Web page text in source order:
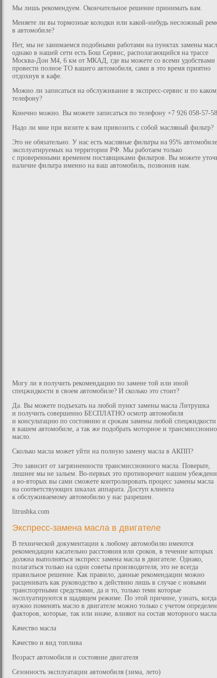
Мы лишь рекомендуем. Окончательное решение принимать вам.
Меняете ли вы тормозные колодки или какой-нибудь несложный
в автомобиле?
Нет, мы не занимаемся подобными работами на пунктах замены
однако в нашей сети есть Бош Сервис, располагающийся на трассе
Москва-Дон М4, 6 км от МКАД, где вы можете со всеми удобствами
провести полное ТО вашего автомобиля, сами в это время приятно
отдохнув в кафе.
Можно ли записаться на обслуживание в экспресс-сервис и по
телефону?
Конечно можно. Вы можете записаться по телефону +7 926 058-57-
Надо ли мне при визите к вам привозить с собой масляный фильтр?
Это не обязательно. У нас есть масляные фильтры на 95%
эксплуатируемых на территории РФ. Мы работаем только
с проверенными временем поставщиками фильтров. Вы можете
наличие фильтра именно на ваш автомобиль, позвонив нам.
Могу ли я получить рекомендацию по замене той или иной
спецжидкости в своем автомобиле? И сколько это стоит?
Да. Вы можете подъехать на любой пункт замены масла Литрушка
и получить совершенно БЕСПЛАТНО осмотр автомобиля
и консультацию по состоянию и срокам замены любой спецжидкости
в вашем автомобиле, а так же подобрать моторное и
масло.
Сколько масла может уйти на полную замену масла в АКПП?
Это зависит от загрязненности трансмиссионного масла. Поверьте,
лишнее мы не зальем. Во-первых это противоречит нашим
а во-вторых вы сами сможете контролировать процесс замены масла
на соответствующих шкалах аппарата. Доступ клиента
к обслуживаемому автомобилю у нас разрешен.
litrushka.com
Экспресс-замена масла в двигателе
В технической документации к любому автомобилю имеются
рекомендации касательно расстояния или сроков, в течение которых
должна выполняться экспресс замена масла в двигателе. Однако,
полагаться только на одни советы производителя, это не всегда
правильное решение. Как правило, данные рекомендации можно
расценивать как руководство к действию лишь в случае с новыми
транспортными средствами, да и то, только теми которые
эксплуатируются в щадящем режиме. По этой причине, узнать, когда
нужно поменять масло в двигателе можно только с учетом
факторов, которые, так или иначе, влияют на состав моторного
Качество масла
Качество и вид топлива
Возраст автомобиля и состояние двигателя
Сезонность эксплуатации автомобиля (зима, лето)